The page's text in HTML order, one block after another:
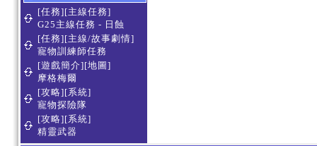
[任務][主線任務]
G25主線任務 - 日蝕
[任務][主線/故事劇情]
寵物訓練師任務
[遊戲簡介][地圖]
摩格梅爾
[攻略][系統]
寵物探險隊
[攻略][系統]
精靈武器